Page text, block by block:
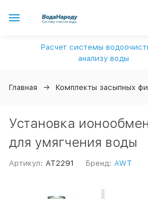
Расчет системы
анализу воды
Главная Комплекты засыпных
Установка
для умягчения воды
Артикул: AT2291 Бренд: AWT